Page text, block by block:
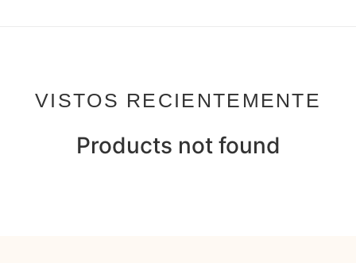
VISTOS RECIENTEMENTE
Products not found